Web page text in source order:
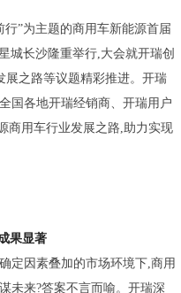
行”为主题的商用车新能源首届
城长沙隆重举行,大会就开瑞创
展之路等议题精彩推进。开瑞
国各地开瑞经销商、开瑞用户
商用车行业发展之路,助力实现
果显著
定因素叠加的市场环境下,商用
未来?答案不言而喻。开瑞深